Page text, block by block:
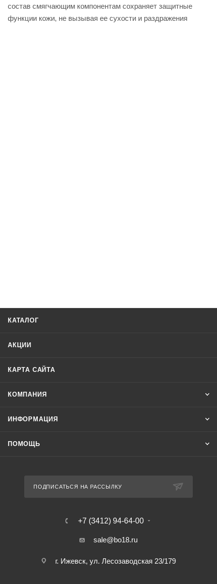
состав смягчающим компонентам сохраняет защитные
функции кожи, не вызывая ее сухости и раздражения
КАТАЛОГ
АКЦИИ
КАРТА САЙТА
КОМПАНИЯ
ИНФОРМАЦИЯ
ПОМОЩЬ
ПОДПИСАТЬСЯ НА РАССЫЛКУ
+7 (3412) 94-64-00
sale@bo18.ru
г. Ижевск, ул. Лесозаводская 23/179